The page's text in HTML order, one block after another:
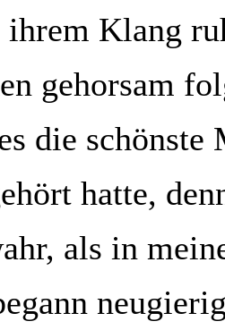
ihrem Klang
gehorsam
die
hatte,
als in